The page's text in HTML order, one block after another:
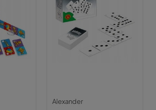
Alexander